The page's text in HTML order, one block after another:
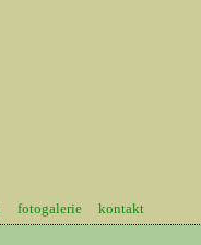
fotogalerie kontakt